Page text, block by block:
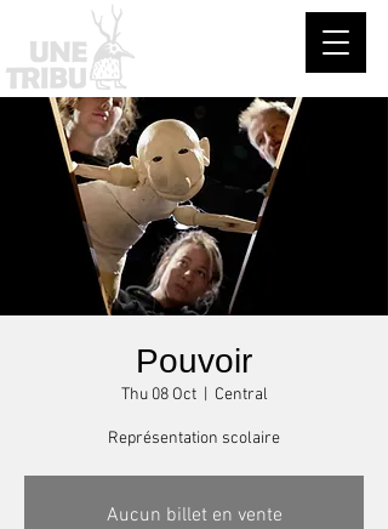
Pouvoir
Thu 08 Oct
  |
Central
Représentation scolaire
Aucun billet en vente